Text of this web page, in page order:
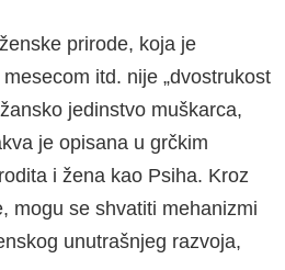
prirode, koja je
itd. nije „dvo­strukost
jedinstvo muškarca,
je opisa­na u grčkim
i žena kao Psiha. Kroz
mogu se shvatiti mehanizmi
unutrašnjeg razvoja,